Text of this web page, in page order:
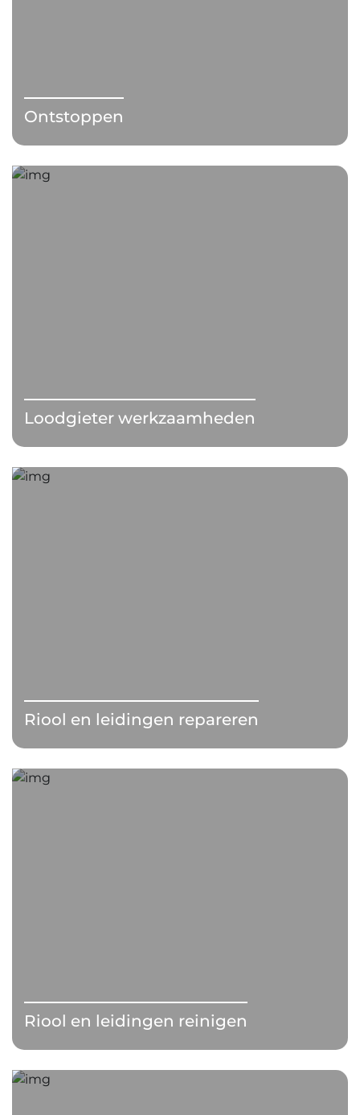
Ontstoppen
Loodgieter werkzaamheden
Riool en leidingen repareren
Riool en leidingen reinigen